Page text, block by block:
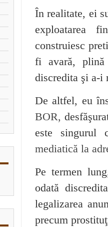
În realitate, ei
exploatarea
construiesc
fi avară,
discredita şi a-
De altfel, eu
BOR,
este singurul
mediatică la
Pe termen
odată
legalizarea
precum